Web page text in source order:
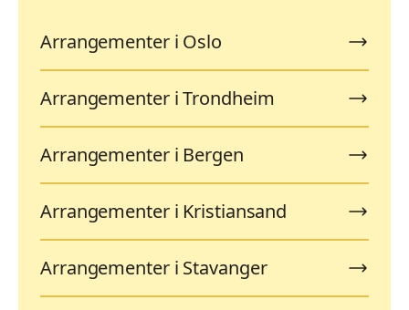
Arrangementer i Oslo
Arrangementer i Trondheim
Arrangementer i Bergen
Arrangementer i Kristiansand
Arrangementer i Stavanger